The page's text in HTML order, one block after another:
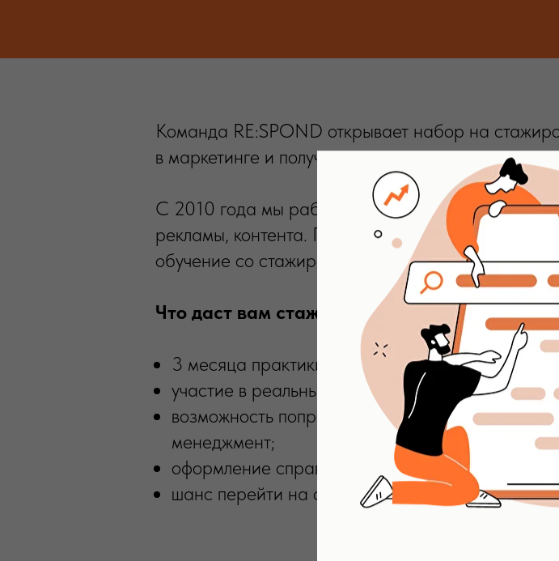
Команда RE:SPOND открывает набор на
в маркетинге и получить опыт на реальных
С 2010 года мы работаем в digital и помогаем
рекламы, контента. Проектов становится
обучение со стажировкой».
Что даст вам стажировка:
3 месяца практики в процессе работы;
участие в реальных проектах агентства: от
возможность попробовать смежные
менеджмент;
оформление справки о прохождении
шанс перейти на оплачиваемую должность у